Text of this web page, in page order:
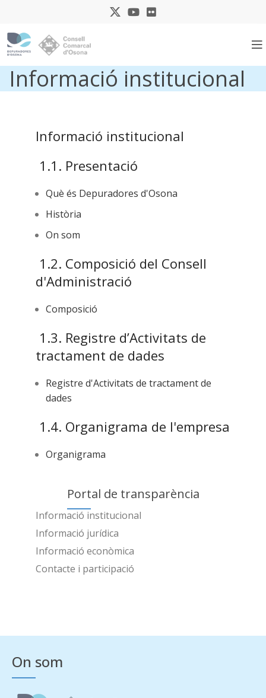
Informació institucional
Informació institucional
1.1. Presentació
Què és Depuradores d'Osona
Història
On som
1.2. Composició del Consell
d'Administració
Composició
1.3. Registre d’Activitats de
tractament de dades
Registre d'Activitats de tractament de
dades
1.4. Organigrama de l'empresa
Organigrama
Portal de transparència
Informació institucional
Informació jurídica
Informació econòmica
Contacte i participació
On som